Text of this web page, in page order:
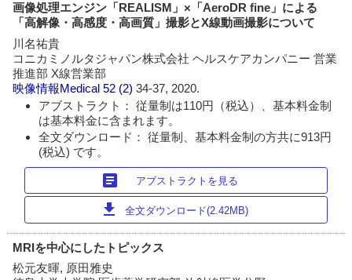
画像処理エンジン「REALISM」×「AeroDR fine」による
「高解像・高感度・高画質」撮影とX線動画撮影について
川名祐貴
コニカミノルタジャパン株式会社 ヘルスケアカンパニー 営業
推進部 X線営業部
映像情報Medical 52 (2)34-37, 2020.
アブストラクト： 従量制は110円（税込）、基本料金制
は基本料金に含まれます。
全文ダウンロード： 従量制、基本料金制の方共に913円
(税込) です。
article アブストラクトを見る
download 全文ダウンロード(2.42MB)
MRIを中心にしたトピックス
松元友暉, 原田雅史